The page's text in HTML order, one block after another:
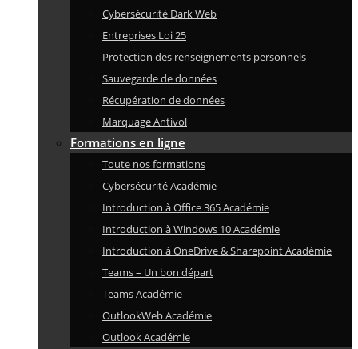
Cybersécurité Dark Web
Entreprises Loi 25
Protection des renseignements personnels
Sauvegarde de données
Récupération de données
Marquage Antivol
Formations en ligne
Toute nos formations
Cybersécurité Académie
Introduction à Office 365 Académie
Introduction à Windows 10 Académie
Introduction à OneDrive & Sharepoint Académie
Teams – Un bon départ
Teams Académie
OutlookWeb Académie
Outlook Académie